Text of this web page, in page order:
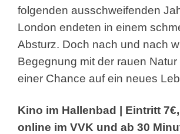
folgenden ausschweifenden
London endeten in einem
Absturz. Doch nach und nach
Begegnung mit der rauen Natur
einer Chance auf ein neues
Kino im Hallenbad | Eintritt 7€,
online im VVK und ab 30